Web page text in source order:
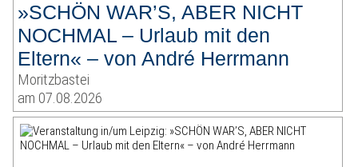
»SCHÖN WAR’S, ABER NICHT
NOCHMAL – Urlaub mit den
Eltern« – von André Herrmann
Moritzbastei
am 07.08.2026